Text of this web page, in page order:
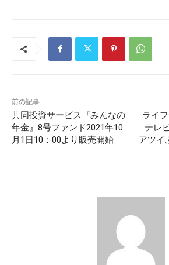
前の記事
共同投資サービス『みんなの
年金』8号ファンド2021年10
月1日10：00より販売開始
ライ
テレ
アツイ